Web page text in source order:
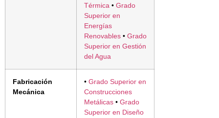
Térmica • Grado
Superior en
Energías
Renovables • Grado
Superior en Gestión
del Agua
Fabricación
Mecánica
• Grado Superior en
Construcciones
Metálicas • Grado
Superior en Diseño